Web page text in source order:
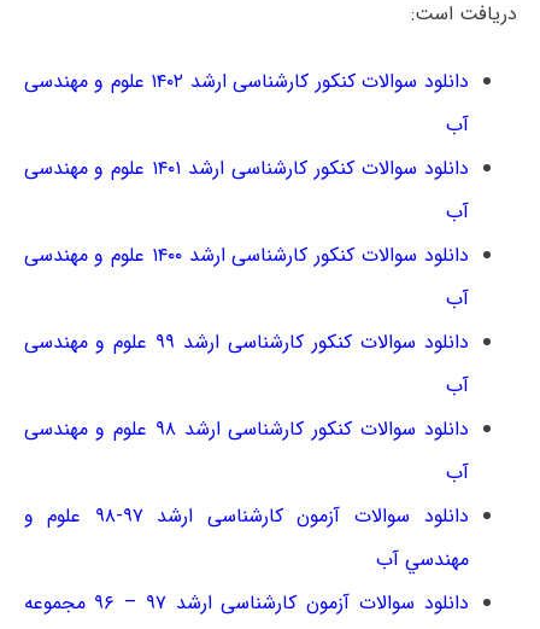
دریافت است:
دانلود سوالات کنکور کارشناسی ارشد ۱۴۰۲ علوم و مهندسی
آب
دانلود سوالات کنکور کارشناسی ارشد ۱۴۰۱ علوم و مهندسی
آب
دانلود سوالات کنکور کارشناسی ارشد ۱۴۰۰ علوم و مهندسی
آب
دانلود سوالات کنکور کارشناسی ارشد ۹۹ علوم و مهندسی
آب
دانلود سوالات کنکور کارشناسی ارشد ۹۸ علوم و مهندسی
آب
دانلود سوالات آزمون کارشناسی ارشد ۹۷-۹۸ ﻋﻠﻮم و
ﻣﻬﻨﺪﺳﻲ آب
دانلود سوالات آزمون کارشناسی ارشد ۹۷ – ۹۶ مجموعه